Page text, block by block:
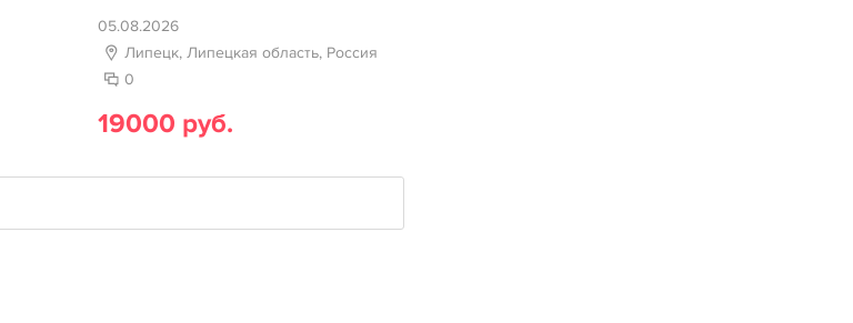
05.08.2026
Липецк, Липецкая область, Россия
0
19000 руб.